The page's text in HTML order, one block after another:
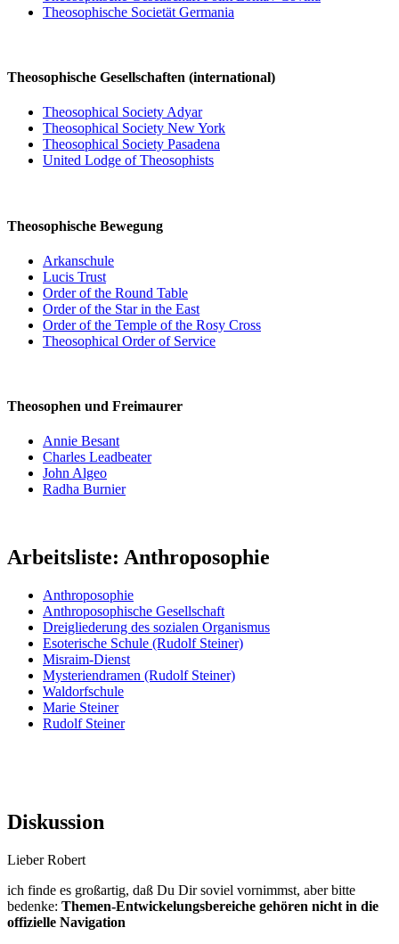
Theosophische Societät Germania
Theosophische Gesellschaften (international)
Theosophical Society Adyar
Theosophical Society New York
Theosophical Society Pasadena
United Lodge of Theosophists
Theosophische Bewegung
Arkanschule
Lucis Trust
Order of the Round Table
Order of the Star in the East
Order of the Temple of the Rosy Cross
Theosophical Order of Service
Theosophen und Freimaurer
Annie Besant
Charles Leadbeater
John Algeo
Radha Burnier
Arbeitsliste: Anthroposophie
Anthroposophie
Anthroposophische Gesellschaft
Dreigliederung des sozialen Organismus
Esoterische Schule (Rudolf Steiner)
Misraim-Dienst
Mysteriendramen (Rudolf Steiner)
Waldorfschule
Marie Steiner
Rudolf Steiner
Diskussion
Lieber Robert
ich finde es großartig, daß Du Dir soviel vornimmst, aber bitte
bedenke: Themen-Entwickelungsbereiche gehören nicht in die
offizielle Navigation